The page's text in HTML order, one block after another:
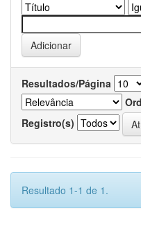
Resultados/Página
Registro(s)
Resultado 1-1 de 1.